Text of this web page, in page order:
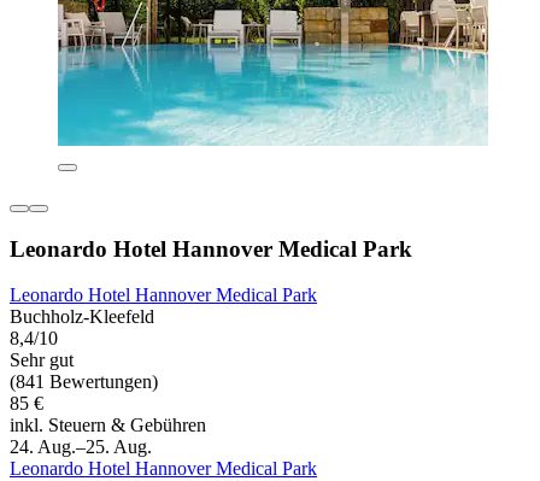
Leonardo Hotel Hannover Medical Park
Leonardo Hotel Hannover Medical Park
Buchholz-Kleefeld
8,4/10
Sehr gut
(841 Bewertungen)
85 €
inkl. Steuern & Gebühren
24. Aug.–25. Aug.
Leonardo Hotel Hannover Medical Park